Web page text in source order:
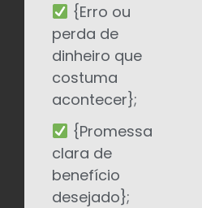
{Erro ou
perda de
dinheiro que
costuma
acontecer};
{Promessa
clara de
benefício
desejado};